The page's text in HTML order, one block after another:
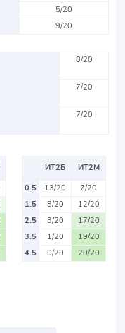
5/20
9/20
8/20
7/20
7/20
ИТ2Б
ИТ2М
0.5
13/20
7/20
1.5
8/20
12/20
2.5
3/20
17/20
3.5
1/20
19/20
4.5
0/20 20/20